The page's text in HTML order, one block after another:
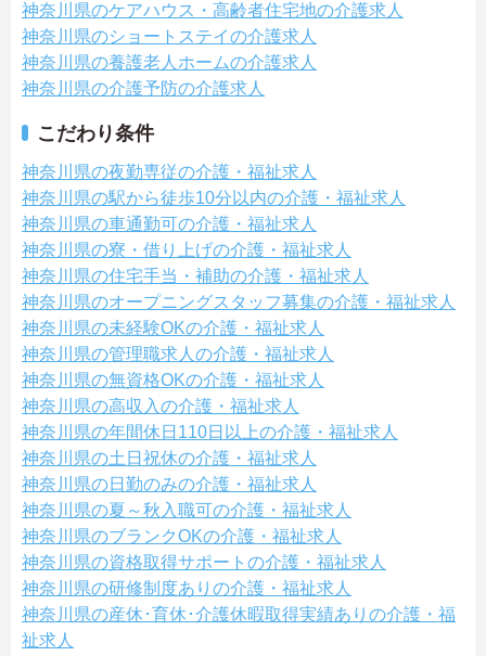
神奈川県のケアハウス・高齢者住宅地の介護求人
神奈川県のショートステイの介護求人
神奈川県の養護老人ホームの介護求人
神奈川県の介護予防の介護求人
こだわり条件
神奈川県の夜勤専従の介護・福祉求人
神奈川県の駅から徒歩10分以内の介護・福祉求人
神奈川県の車通勤可の介護・福祉求人
神奈川県の寮・借り上げの介護・福祉求人
神奈川県の住宅手当・補助の介護・福祉求人
神奈川県のオープニングスタッフ募集の介護・福祉求人
神奈川県の未経験OKの介護・福祉求人
神奈川県の管理職求人の介護・福祉求人
神奈川県の無資格OKの介護・福祉求人
神奈川県の高収入の介護・福祉求人
神奈川県の年間休日110日以上の介護・福祉求人
神奈川県の土日祝休の介護・福祉求人
神奈川県の日勤のみの介護・福祉求人
神奈川県の夏～秋入職可の介護・福祉求人
神奈川県のブランクOKの介護・福祉求人
神奈川県の資格取得サポートの介護・福祉求人
神奈川県の研修制度ありの介護・福祉求人
神奈川県の産休･育休･介護休暇取得実績ありの介護・福
祉求人